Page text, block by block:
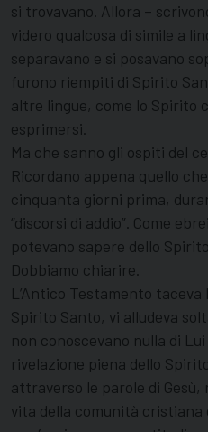
si trovavano. Allora –
videro qualcosa di simile a
separavano e si posavano
furono riempiti di Spirito
altre lingue, come lo Spirito
esprimersi.
Ma che sanno gli ospiti del
Ricordano appena quello
cinquanta giorni prima,
“discorsi di addio”. Come
potevano sapere dello
Dobbiamo chiarire.
L’Antico Testamento
Spirito Santo, vi alludeva
non conoscevano nulla di
rivelazione piena dello
attraverso le parole di
vita della comunità cristiana